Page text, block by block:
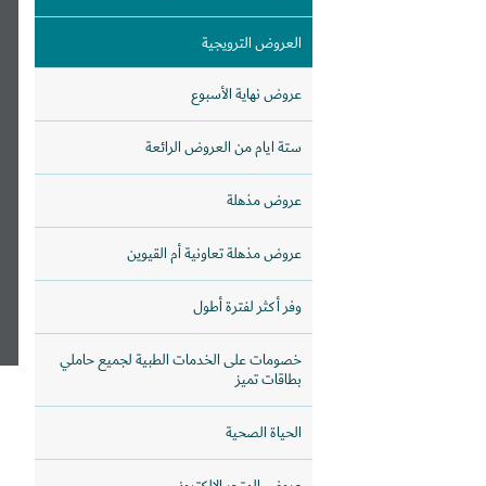
العروض الترويجية
عروض نهاية الأسبوع
ستة ايام من العروض الرائعة
عروض مذهلة
عروض مذهلة تعاونية أم القيوين
وفر أكثر لفترة أطول
خصومات على الخدمات الطبية لجميع حاملي
بطاقات تميز
الحياة الصحية